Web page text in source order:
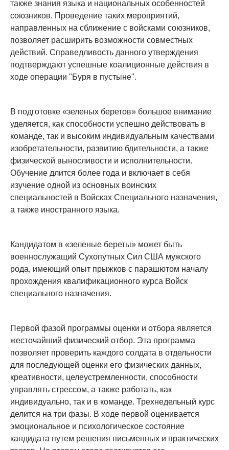
также знания языка и национальных особенностей
союзников. Проведение таких мероприятий,
направленных на сближение с войсками союзников,
позволяет расширить возможности совместных
действий. Справедливость данного утверждения
подтверждают успешные коалиционные действия в
ходе операции "Буря в пустыне".
В подготовке «зеленых беретов» большое внимание
уделяется, как способности успешно действовать в
команде, так и высоким индивидуальным качествами
изобретательности, развитию бдительности, а также
физической выносливости и исполнительности.
Обучение длится более года и включает в себя
изучение одной из основных воинских
специальностей в Войсках Специального назначения,
а также иностранного языка.
Кандидатом в «зеленые береты» может быть
военнослужащий Сухопутных Сил США мужского
рода, имеющий опыт прыжков с парашютом началу
прохождения квалификационного курса Войск
специального назначения.
Первой фазой программы оценки и отбора является
жесточайший физический отбор. Эта программа
позволяет проверить каждого солдата в отдельности
для последующей оценки его физических данных,
креативности, целеустремленности, способности
управлять стрессом, а также работать, как
индивидуально, так и в команде. Трехнедельный курс
делится на три фазы. В ходе первой оценивается
эмоциональное и психологическое состояние
кандидата путем решения письменных и практических